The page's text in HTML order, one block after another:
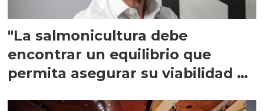
"La salmonicultura debe
encontrar un equilibrio que
permita asegurar su viabilidad de